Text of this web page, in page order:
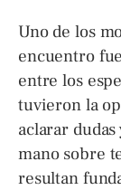
Uno de los
encuentro
entre los
tuvieron la
aclarar
mano sobre
resultan